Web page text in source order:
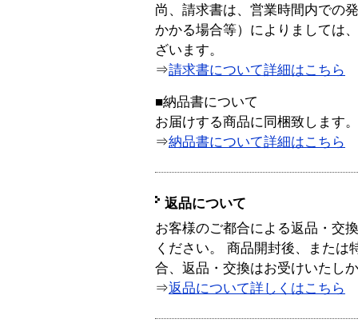
尚、請求書は、営業時間内での
かかる場合等）によりましては
ざいます。
⇒請求書について詳細はこちら
■納品書について
お届けする商品に同梱致します。
⇒納品書について詳細はこちら
返品について
お客様のご都合による返品・交
ください。 商品開封後、または
合、返品・交換はお受けいたし
⇒返品について詳しくはこちら